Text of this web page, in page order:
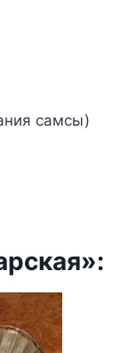
caмcы)